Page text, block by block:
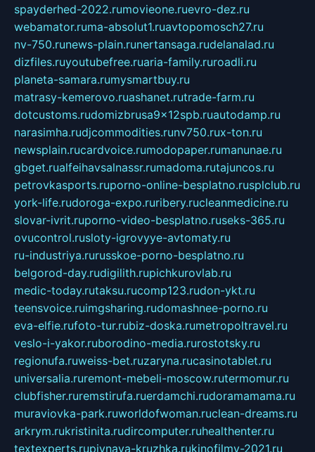
spayderhed-2022.rumovieone.ruevro-dez.ru
webamator.ruma-absolut1.ruavtopomosch27.ru
nv-750.runews-plain.runertansaga.rudelanalad.ru
dizfiles.ruyoutubefree.ruaria-family.ruroadli.ru
planeta-samara.rumysmartbuy.ru
matrasy-kemerovo.ruashanet.rutrade-farm.ru
dotcustoms.rudomizbrusa9x12spb.ruautodamp.ru
narasimha.rudjcommodities.runv750.rux-ton.ru
newsplain.rucardvoice.rumodopaper.rumanunae.ru
gbget.rualfeihavsalnassr.rumadoma.rutajuncos.ru
petrovkasports.ruporno-online-besplatno.rusplclub.ru
york-life.rudoroga-expo.ruribery.rucleanmedicine.ru
slovar-ivrit.ruporno-video-besplatno.ruseks-365.ru
ovucontrol.rusloty-igrovyye-avtomaty.ru
ru-industriya.rurusskoe-porno-besplatno.ru
belgorod-day.rudigilith.rupichkurovlab.ru
medic-today.rutaksu.rucomp123.rudon-ykt.ru
teensvoice.ruimgsharing.rudomashnee-porno.ru
eva-elfie.rufoto-tur.rubiz-doska.rumetropoltravel.ru
veslo-i-yakor.ruborodino-media.rurostotsky.ru
regionufa.ruweiss-bet.ruzaryna.rucasinotablet.ru
universalia.ruremont-mebeli-moscow.rutermomur.ru
clubfisher.ruremstirufa.ruerdamchi.rudoramamama.ru
muraviovka-park.ruworldofwoman.ruclean-dreams.ru
arkrym.rukristinita.rudircomputer.ruhealthenter.ru
textexperts.rupivnaya-kruzhka.rukinofilmy-2021.ru